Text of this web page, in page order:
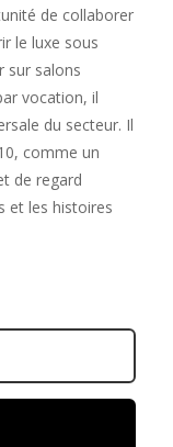
de collaborer
le luxe sous
sur salons
vocation, il
du secteur. Il
comme un
de regard
et les histoires